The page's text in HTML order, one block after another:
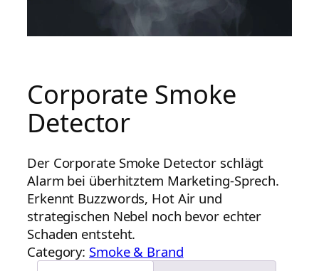
Corporate Smoke
Detector
Der Corporate Smoke Detector schlägt
Alarm bei überhitztem Marketing-Sprech.
Erkennt Buzzwords, Hot Air und
strategischen Nebel noch bevor echter
Schaden entsteht.
Category: Smoke & Brand